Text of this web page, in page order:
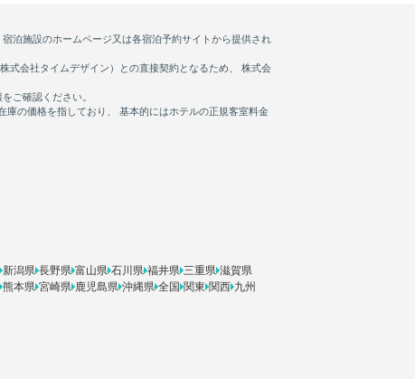
新潟県 長野県 富山県 石川県 福井県 三重県 滋賀県
熊本県 宮崎県 鹿児島県 沖縄県 全国 関東 関西 九州